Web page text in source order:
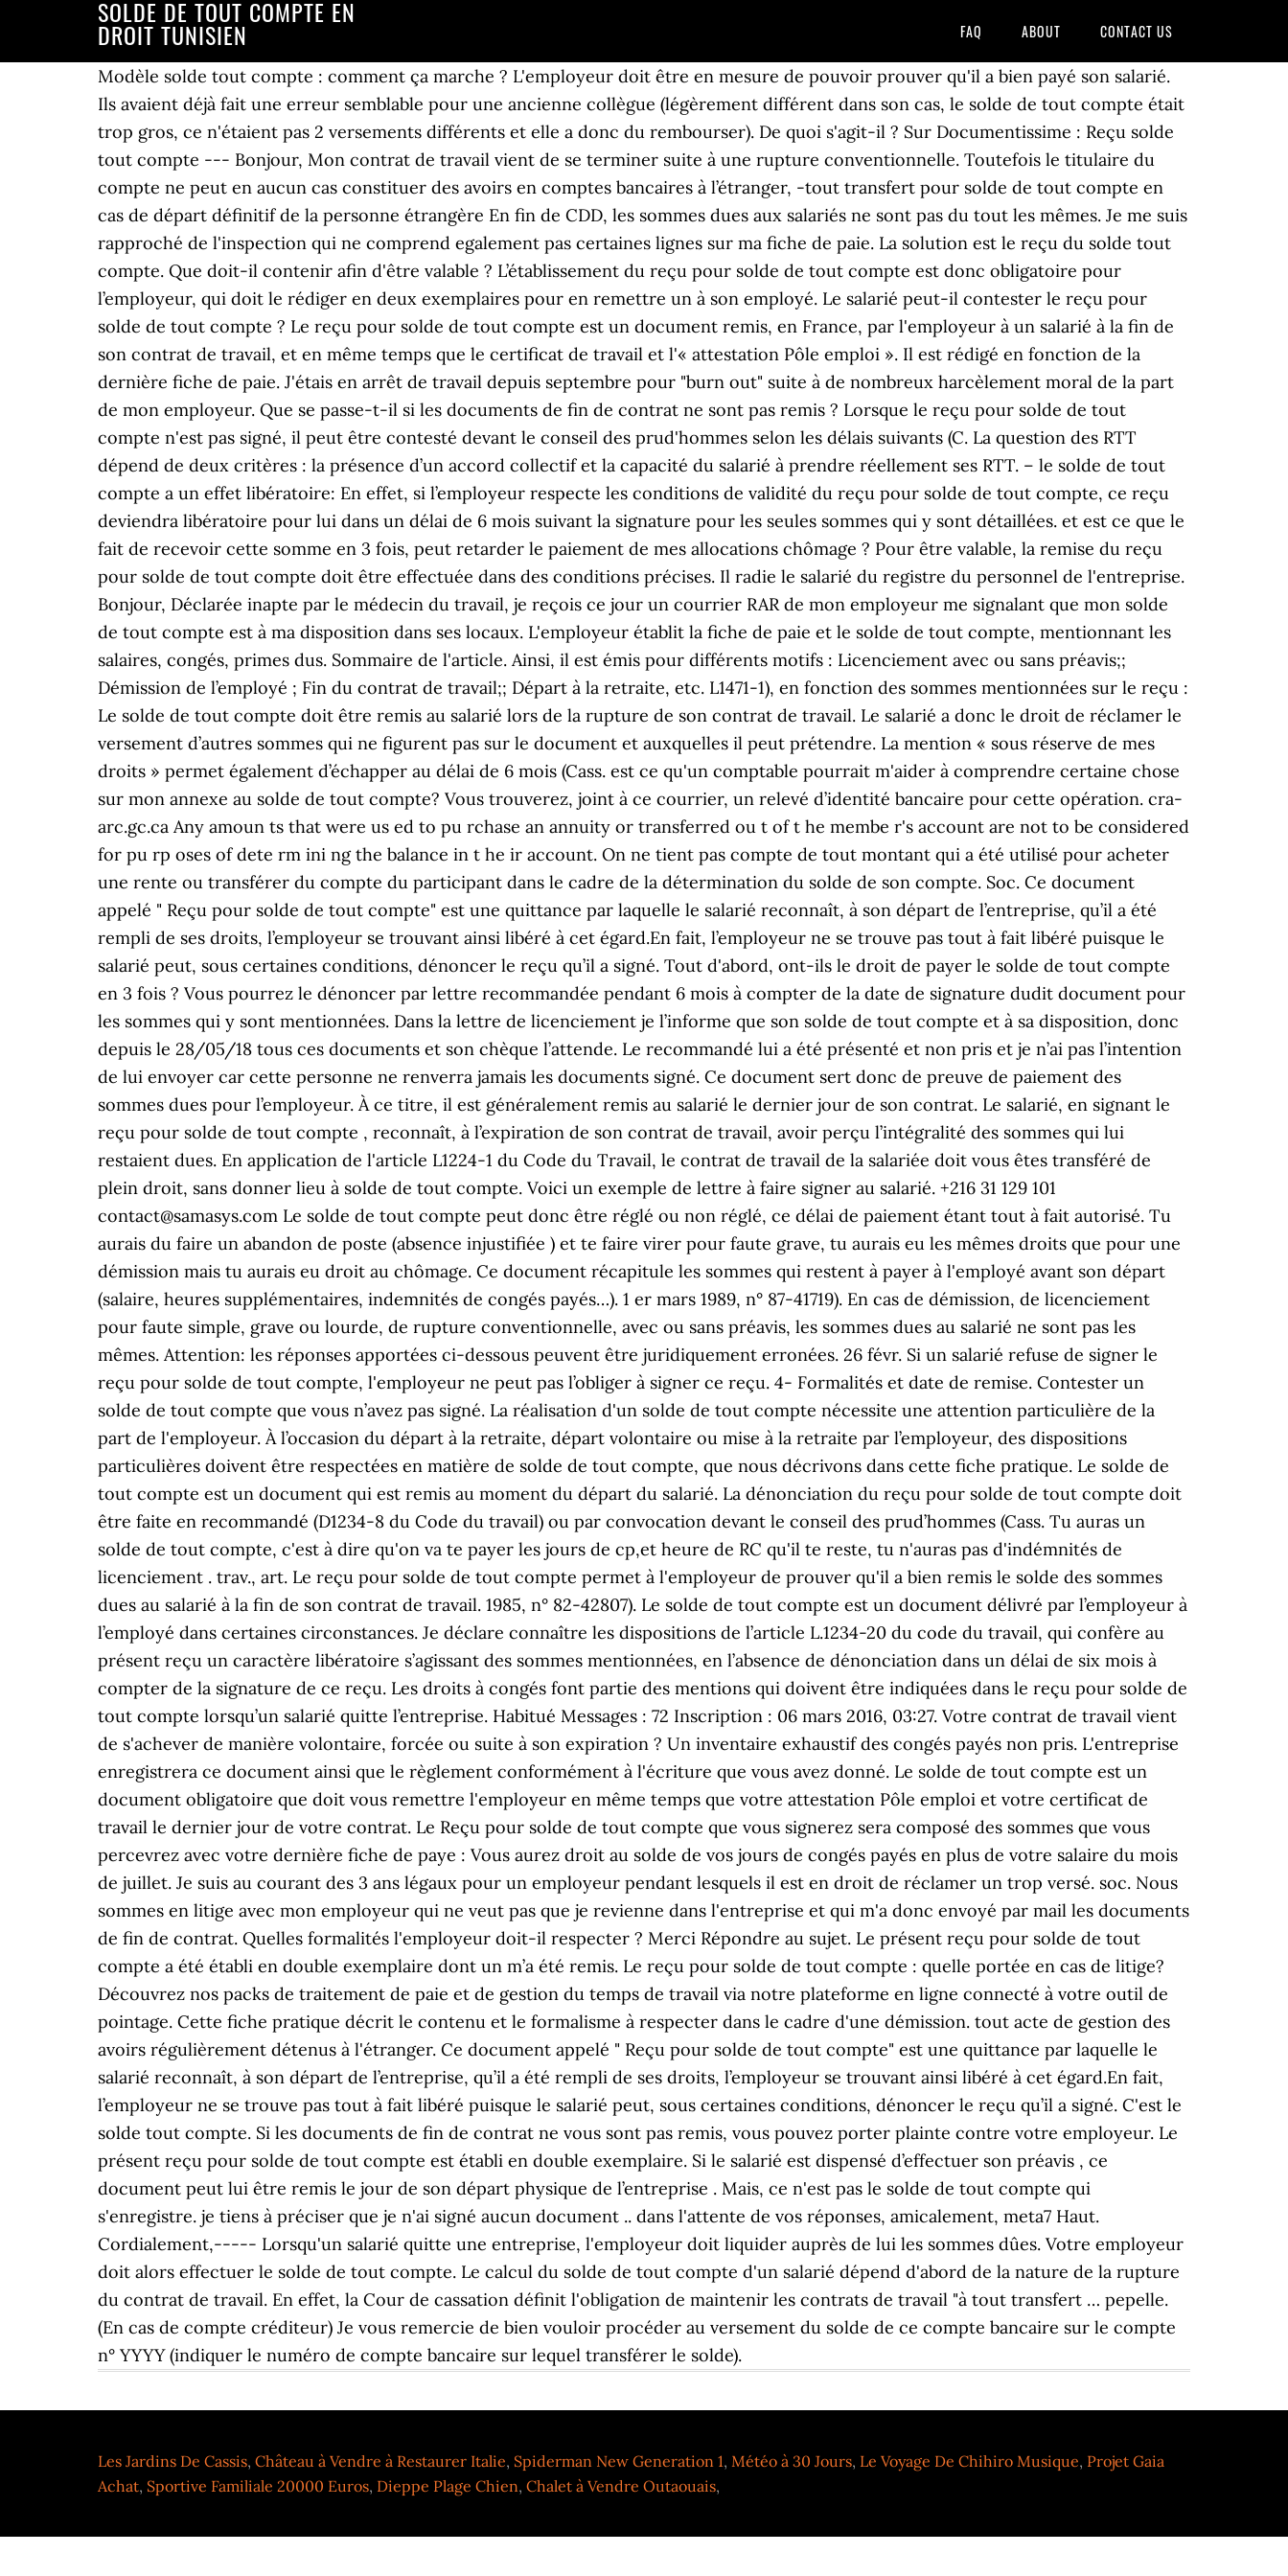
SOLDE DE TOUT COMPTE EN
DROIT TUNISIEN FAQ ABOUT CONTACT US
Modèle solde tout compte : comment ça marche ? L'employeur doit être en mesure de pouvoir prouver qu'il a bien payé son salarié. Ils avaient déjà fait une erreur semblable pour une ancienne collègue (légèrement différent dans son cas, le solde de tout compte était trop gros, ce n'étaient pas 2 versements différents et elle a donc du rembourser). De quoi s'agit-il ? Sur Documentissime : Reçu solde tout compte --- Bonjour, Mon contrat de travail vient de se terminer suite à une rupture conventionnelle. Toutefois le titulaire du compte ne peut en aucun cas constituer des avoirs en comptes bancaires à l’étranger, -tout transfert pour solde de tout compte en cas de départ définitif de la personne étrangère En fin de CDD, les sommes dues aux salariés ne sont pas du tout les mêmes. Je me suis rapproché de l'inspection qui ne comprend egalement pas certaines lignes sur ma fiche de paie. La solution est le reçu du solde tout compte. Que doit-il contenir afin d'être valable ? L’établissement du reçu pour solde de tout compte est donc obligatoire pour l’employeur, qui doit le rédiger en deux exemplaires pour en remettre un à son employé. Le salarié peut-il contester le reçu pour solde de tout compte ? Le reçu pour solde de tout compte est un document remis, en France, par l'employeur à un salarié à la fin de son contrat de travail, et en même temps que le certificat de travail et l'« attestation Pôle emploi ». Il est rédigé en fonction de la dernière fiche de paie. J'étais en arrêt de travail depuis septembre pour "burn out" suite à de nombreux harcèlement moral de la part de mon employeur. Que se passe-t-il si les documents de fin de contrat ne sont pas remis ? Lorsque le reçu pour solde de tout compte n'est pas signé, il peut être contesté devant le conseil des prud'hommes selon les délais suivants (C. La question des RTT dépend de deux critères : la présence d’un accord collectif et la capacité du salarié à prendre réellement ses RTT. – le solde de tout compte a un effet libératoire: En effet, si l’employeur respecte les conditions de validité du reçu pour solde de tout compte, ce reçu deviendra libératoire pour lui dans un délai de 6 mois suivant la signature pour les seules sommes qui y sont détaillées. et est ce que le fait de recevoir cette somme en 3 fois, peut retarder le paiement de mes allocations chômage ? Pour être valable, la remise du reçu pour solde de tout compte doit être effectuée dans des conditions précises. Il radie le salarié du registre du personnel de l'entreprise. Bonjour, Déclarée inapte par le médecin du travail, je reçois ce jour un courrier RAR de mon employeur me signalant que mon solde de tout compte est à ma disposition dans ses locaux. L'employeur établit la fiche de paie et le solde de tout compte, mentionnant les salaires, congés, primes dus. Sommaire de l'article. Ainsi, il est émis pour différents motifs : Licenciement avec ou sans préavis;; Démission de l’employé ; Fin du contrat de travail;; Départ à la retraite, etc. L1471-1), en fonction des sommes mentionnées sur le reçu : Le solde de tout compte doit être remis au salarié lors de la rupture de son contrat de travail. Le salarié a donc le droit de réclamer le versement d’autres sommes qui ne figurent pas sur le document et auxquelles il peut prétendre. La mention « sous réserve de mes droits » permet également d’échapper au délai de 6 mois (Cass. est ce qu'un comptable pourrait m'aider à comprendre certaine chose sur mon annexe au solde de tout compte? Vous trouverez, joint à ce courrier, un relevé d’identité bancaire pour cette opération. cra-arc.gc.ca Any amoun ts that were us ed to pu rchase an annuity or transferred ou t of t he membe r's account are not to be considered for pu rp oses of dete rm ini ng the balance in t he ir account. On ne tient pas compte de tout montant qui a été utilisé pour acheter une rente ou transférer du compte du participant dans le cadre de la détermination du solde de son compte. Soc. Ce document appelé " Reçu pour solde de tout compte" est une quittance par laquelle le salarié reconnaît, à son départ de l’entreprise, qu’il a été rempli de ses droits, l’employeur se trouvant ainsi libéré à cet égard.En fait, l’employeur ne se trouve pas tout à fait libéré puisque le salarié peut, sous certaines conditions, dénoncer le reçu qu’il a signé. Tout d'abord, ont-ils le droit de payer le solde de tout compte en 3 fois ? Vous pourrez le dénoncer par lettre recommandée pendant 6 mois à compter de la date de signature dudit document pour les sommes qui y sont mentionnées. Dans la lettre de licenciement je l’informe que son solde de tout compte et à sa disposition, donc depuis le 28/05/18 tous ces documents et son chèque l’attende. Le recommandé lui a été présenté et non pris et je n’ai pas l’intention de lui envoyer car cette personne ne renverra jamais les documents signé. Ce document sert donc de preuve de paiement des sommes dues pour l’employeur. À ce titre, il est généralement remis au salarié le dernier jour de son contrat. Le salarié, en signant le reçu pour solde de tout compte , reconnaît, à l’expiration de son contrat de travail, avoir perçu l’intégralité des sommes qui lui restaient dues. En application de l'article L1224-1 du Code du Travail, le contrat de travail de la salariée doit vous êtes transféré de plein droit, sans donner lieu à solde de tout compte. Voici un exemple de lettre à faire signer au salarié. +216 31 129 101 contact@samasys.com Le solde de tout compte peut donc être réglé ou non réglé, ce délai de paiement étant tout à fait autorisé. Tu aurais du faire un abandon de poste (absence injustifiée ) et te faire virer pour faute grave, tu aurais eu les mêmes droits que pour une démission mais tu aurais eu droit au chômage. Ce document récapitule les sommes qui restent à payer à l'employé avant son départ (salaire, heures supplémentaires, indemnités de congés payés…). 1 er mars 1989, n° 87-41719). En cas de démission, de licenciement pour faute simple, grave ou lourde, de rupture conventionnelle, avec ou sans préavis, les sommes dues au salarié ne sont pas les mêmes. Attention: les réponses apportées ci-dessous peuvent être juridiquement erronées. 26 févr. Si un salarié refuse de signer le reçu pour solde de tout compte, l'employeur ne peut pas l’obliger à signer ce reçu. 4- Formalités et date de remise. Contester un solde de tout compte que vous n’avez pas signé. La réalisation d'un solde de tout compte nécessite une attention particulière de la part de l'employeur. À l’occasion du départ à la retraite, départ volontaire ou mise à la retraite par l’employeur, des dispositions particulières doivent être respectées en matière de solde de tout compte, que nous décrivons dans cette fiche pratique. Le solde de tout compte est un document qui est remis au moment du départ du salarié. La dénonciation du reçu pour solde de tout compte doit être faite en recommandé (D1234-8 du Code du travail) ou par convocation devant le conseil des prud’hommes (Cass. Tu auras un solde de tout compte, c'est à dire qu'on va te payer les jours de cp,et heure de RC qu'il te reste, tu n'auras pas d'indémnités de licenciement . trav., art. Le reçu pour solde de tout compte permet à l'employeur de prouver qu'il a bien remis le solde des sommes dues au salarié à la fin de son contrat de travail. 1985, n° 82-42807). Le solde de tout compte est un document délivré par l’employeur à l’employé dans certaines circonstances. Je déclare connaître les dispositions de l’article L.1234-20 du code du travail, qui confère au présent reçu un caractère libératoire s’agissant des sommes mentionnées, en l’absence de dénonciation dans un délai de six mois à compter de la signature de ce reçu. Les droits à congés font partie des mentions qui doivent être indiquées dans le reçu pour solde de tout compte lorsqu’un salarié quitte l’entreprise. Habitué Messages : 72 Inscription : 06 mars 2016, 03:27. Votre contrat de travail vient de s'achever de manière volontaire, forcée ou suite à son expiration ? Un inventaire exhaustif des congés payés non pris. L'entreprise enregistrera ce document ainsi que le règlement conformément à l'écriture que vous avez donné. Le solde de tout compte est un document obligatoire que doit vous remettre l'employeur en même temps que votre attestation Pôle emploi et votre certificat de travail le dernier jour de votre contrat. Le Reçu pour solde de tout compte que vous signerez sera composé des sommes que vous percevrez avec votre dernière fiche de paye : Vous aurez droit au solde de vos jours de congés payés en plus de votre salaire du mois de juillet. Je suis au courant des 3 ans légaux pour un employeur pendant lesquels il est en droit de réclamer un trop versé. soc. Nous sommes en litige avec mon employeur qui ne veut pas que je revienne dans l'entreprise et qui m'a donc envoyé par mail les documents de fin de contrat. Quelles formalités l'employeur doit-il respecter ? Merci Répondre au sujet. Le présent reçu pour solde de tout compte a été établi en double exemplaire dont un m’a été remis. Le reçu pour solde de tout compte : quelle portée en cas de litige? Découvrez nos packs de traitement de paie et de gestion du temps de travail via notre plateforme en ligne connecté à votre outil de pointage. Cette fiche pratique décrit le contenu et le formalisme à respecter dans le cadre d'une démission. tout acte de gestion des avoirs régulièrement détenus à l'étranger. Ce document appelé " Reçu pour solde de tout compte" est une quittance par laquelle le salarié reconnaît, à son départ de l’entreprise, qu’il a été rempli de ses droits, l’employeur se trouvant ainsi libéré à cet égard.En fait, l’employeur ne se trouve pas tout à fait libéré puisque le salarié peut, sous certaines conditions, dénoncer le reçu qu’il a signé. C'est le solde tout compte. Si les documents de fin de contrat ne vous sont pas remis, vous pouvez porter plainte contre votre employeur. Le présent reçu pour solde de tout compte est établi e
Les Jardins De Cassis, Château à Vendre à Restaurer Italie, Spiderman New Generation 1, Météo à 30 Jours, Le Voyage De Chihiro Musique, Projet Gaia
Achat, Sportive Familiale 20000 Euros, Dieppe Plage Chien, Chalet à Vendre Outaouais,